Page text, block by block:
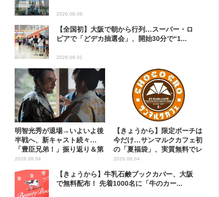
2026.08.06
【全国初】大阪で朝から行列…スーパー・ロ
ピアで「どデカ抽選会」、開始30分で“1...
2026.08.01
明智光秀が退場→いよいよ後
半戦へ、新キャスト続々…
「豊臣兄弟！」振り返り＆第
30...
2026.08.04
【きょうから】限定ポーチは
今だけ…サンマルクカフェ初
の「夏福袋」、実質無料でレ
ア...
2026.08.04
【きょうから】牛乳石鹸ブックカバー、大阪
で無料配布！ 先着1000名に「牛のカー...